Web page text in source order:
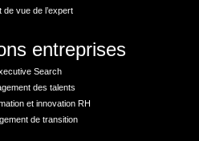
de vue de l’expert
entreprises
Search
des talents
et innovation RH
de transition